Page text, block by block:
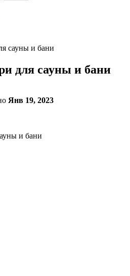
сауны и бани
для сауны и бани
Янв 19, 2023